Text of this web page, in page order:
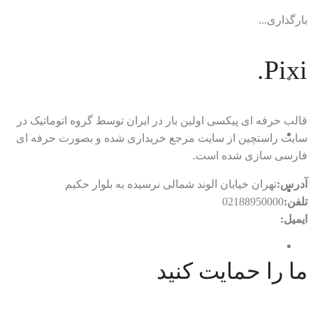
بارگذاری...
Pixi.
قالب حرفه ای پیکسی اولین بار در ایران توسط گروه اتوماتیک در
سایت راستچین از سایت مرجع خریداری شده و بصورت حرفه ای
فارسی سازی شده است.
آدرس:تهران خیابان الوند شمالی نرسیده به بلوار حکیم
تلفن:02188950000
ایمیل:
ما را حمایت کنید